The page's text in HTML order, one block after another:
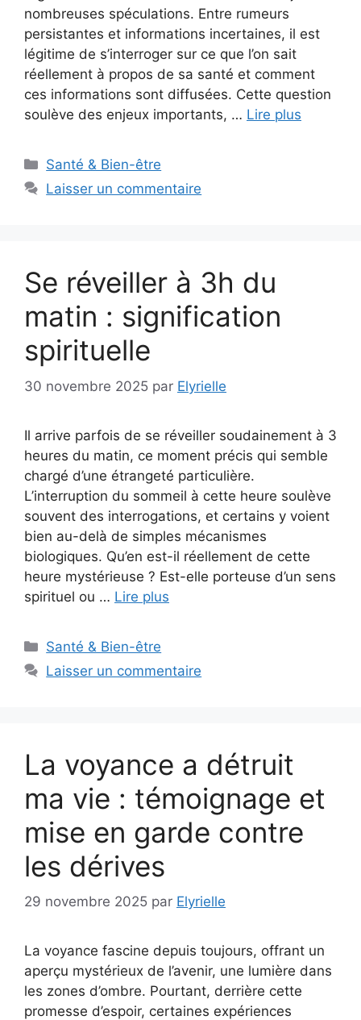
nombreuses spéculations. Entre rumeurs
persistantes et informations incertaines, il est
légitime de s’interroger sur ce que l’on sait
réellement à propos de sa santé et comment
ces informations sont diffusées. Cette question
soulève des enjeux importants, … Lire plus
Catégories
Santé & Bien-être
Laisser un commentaire
Se réveiller à 3h du
matin : signification
spirituelle
30 novembre 2025 par Elyrielle
Il arrive parfois de se réveiller soudainement à 3
heures du matin, ce moment précis qui semble
chargé d’une étrangeté particulière.
L’interruption du sommeil à cette heure soulève
souvent des interrogations, et certains y voient
bien au-delà de simples mécanismes
biologiques. Qu’en est-il réellement de cette
heure mystérieuse ? Est-elle porteuse d’un sens
spirituel ou … Lire plus
Catégories
Santé & Bien-être
Laisser un commentaire
La voyance a détruit
ma vie : témoignage et
mise en garde contre
les dérives
29 novembre 2025 par Elyrielle
La voyance fascine depuis toujours, offrant un
aperçu mystérieux de l’avenir, une lumière dans
les zones d’ombre. Pourtant, derrière cette
promesse d’espoir, certaines expériences